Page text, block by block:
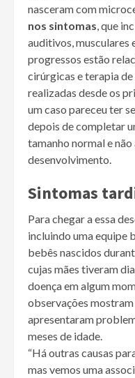
nasceram com
nos sintomas, que
auditivos, musculares
progressos estão
cirúrgicas e terapia
realizadas desde os
um caso pareceu ter
depois de completar
tamanho normal e
desenvolvimento.
Sintomas
Para chegar a essa
incluindo uma equipe
bebês nascidos
cujas mães tiveram
doença em algum
observações
apresentaram
meses de idade.
“Há outras causas
mas vemos uma